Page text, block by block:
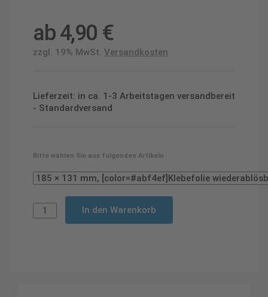
ab4,90 €
zzgl. 19% MwSt. Versandkosten
Lieferzeit: in ca. 1-3 Arbeitstagen versandbereit
- Standardversand
Bitte wählen Sie aus folgenden Artikeln
In den Warenkorb